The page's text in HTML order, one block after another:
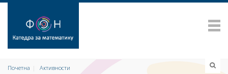
Почетна
Активности